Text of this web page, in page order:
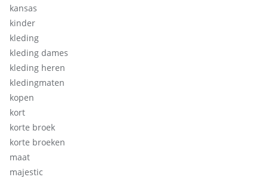
kansas
kinder
kleding
kleding dames
kleding heren
kledingmaten
kopen
kort
korte broek
korte broeken
maat
majestic